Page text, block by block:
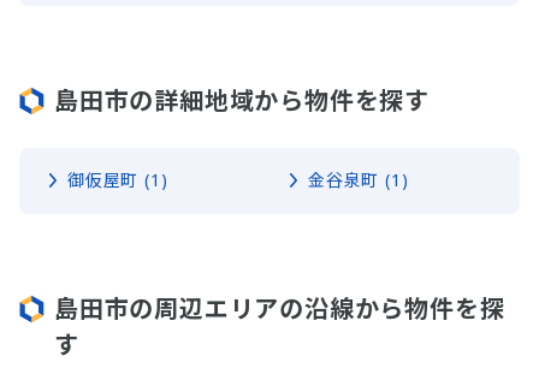
島田市の詳細地域から物件を探す
御仮屋町 (1) 金谷泉町 (1)
島田市の周辺エリアの沿線から物件を探
す